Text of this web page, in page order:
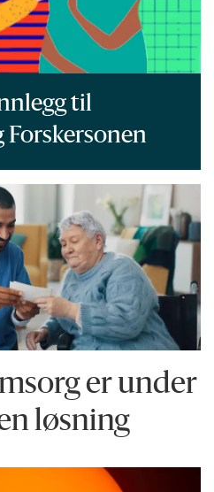
til
er under
løsning